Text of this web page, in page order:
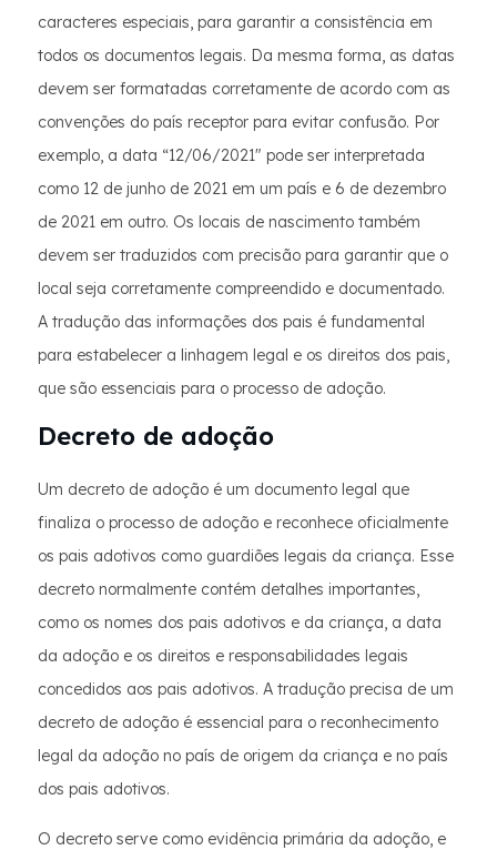
caracteres especiais, para garantir a consistência em
todos os documentos legais. Da mesma forma, as datas
devem ser formatadas corretamente de acordo com as
convenções do país receptor para evitar confusão. Por
exemplo, a data “12/06/2021" pode ser interpretada
como 12 de junho de 2021 em um país e 6 de dezembro
de 2021 em outro. Os locais de nascimento também
devem ser traduzidos com precisão para garantir que o
local seja corretamente compreendido e documentado.
A tradução das informações dos pais é fundamental
para estabelecer a linhagem legal e os direitos dos pais,
que são essenciais para o processo de adoção.
Decreto de adoção
Um decreto de adoção é um documento legal que
finaliza o processo de adoção e reconhece oficialmente
os pais adotivos como guardiões legais da criança. Esse
decreto normalmente contém detalhes importantes,
como os nomes dos pais adotivos e da criança, a data
da adoção e os direitos e responsabilidades legais
concedidos aos pais adotivos. A tradução precisa de um
decreto de adoção é essencial para o reconhecimento
legal da adoção no país de origem da criança e no país
dos pais adotivos.
O decreto serve como evidência primária da adoção, e